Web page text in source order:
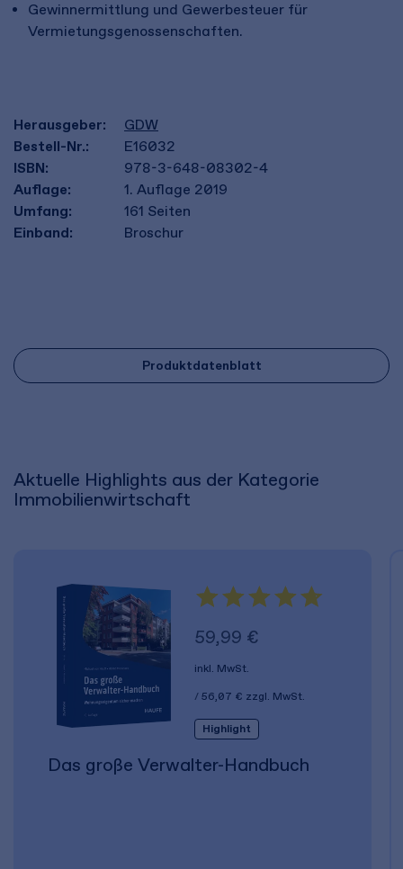
Gewinnermittlung und Gewerbesteuer für
Vermietungsgenossenschaften.
Herausgeber:
GDW
Bestell-Nr.:
E16032
ISBN:
978-3-648-08302-4
Auflage:
1. Auflage 2019
Umfang:
161 Seiten
Einband:
Broschur
Produktdatenblatt
Aktuelle Highlights aus der Kategorie
Immobilienwirtschaft
59,99 €
inkl. MwSt.
56,07 € zzgl. MwSt.
Highlight
Das große Verwalter-Handbuch